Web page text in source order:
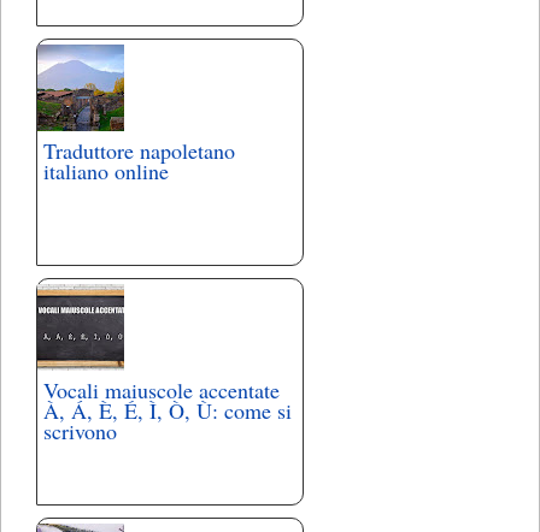
Traduttore napoletano
italiano online
Vocali maiuscole accentate
À, Á, È, É, Ì, Ò, Ù: come si
scrivono